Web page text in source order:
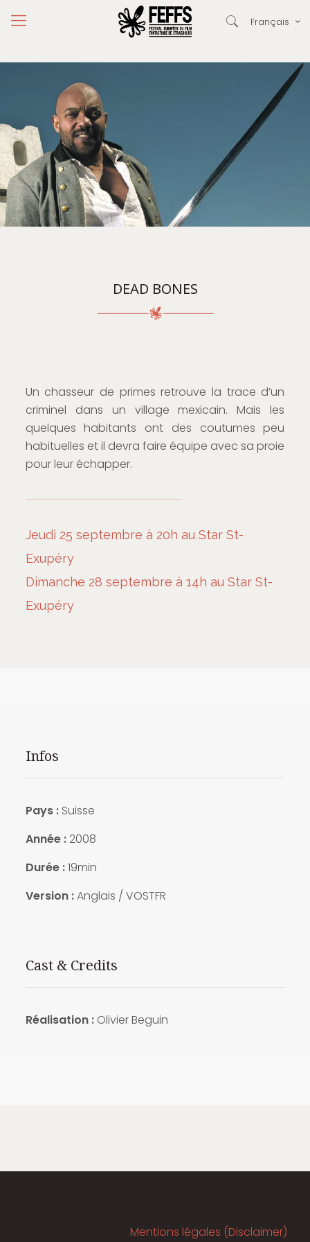
Français
DEAD BONES
Un chasseur de primes retrouve la trace d’un
criminel dans un village mexicain. Mais les
quelques habitants ont des coutumes peu
habituelles et il devra faire équipe avec sa proie
pour leur échapper.
Jeudi 25 septembre à 20h au Star St-
Exupéry
Dimanche 28 septembre à 14h au Star St-
Exupéry
Infos
Pays :Suisse
Année :2008
Durée :19min
Version :Anglais / VOSTFR
Cast & Credits
Réalisation :Olivier Beguin
Mentions légales (Disclaimer)